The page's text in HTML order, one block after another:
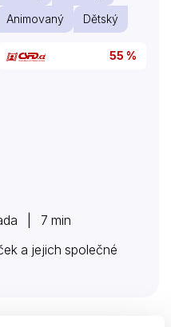
Animovaný
Dětský
55 %
| 7 min
a jejich společné